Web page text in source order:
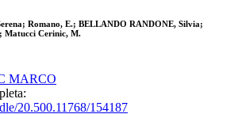
Romano, E.; BELLANDO RANDONE, Silvia;
Cerinic, M.
MARCO
20.500.11768/154187